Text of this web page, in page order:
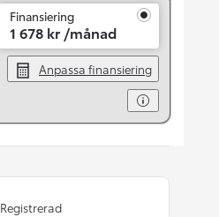
Finansiering
1 678 kr /månad
Anpassa finansiering
Registrerad